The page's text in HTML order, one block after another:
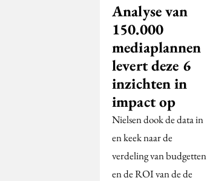
Analyse van
150.000
mediaplannen
levert deze 6
inzichten in
impact op
Nielsen dook de data in
en keek naar de
verdeling van budgetten
en de ROI van de de